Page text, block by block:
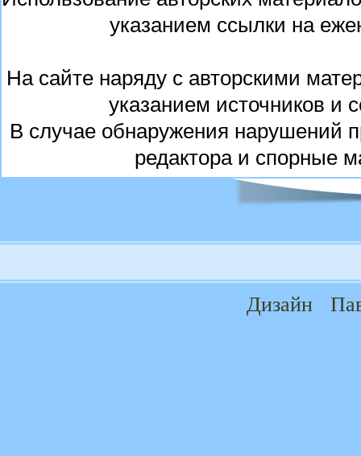
указанием ссылки на
На сайте наряду с авторскими
указанием источников и
В случае обнаружения нарушений
редактора и спорные
Дизайн